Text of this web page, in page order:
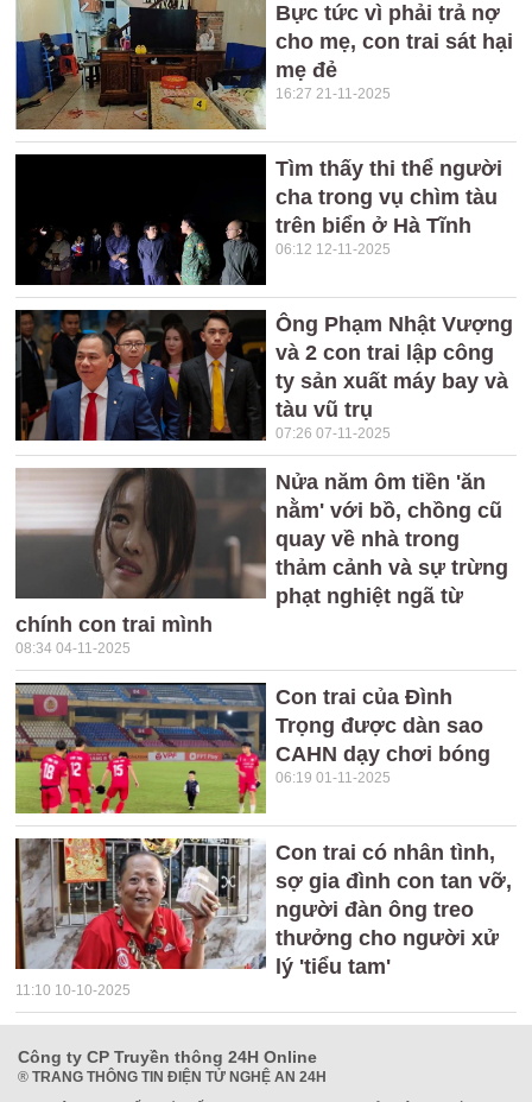
Bực tức vì phải trả nợ
cho mẹ, con trai sát hại
mẹ đẻ
16:27 21-11-2025
Tìm thấy thi thể người
cha trong vụ chìm tàu
trên biển ở Hà Tĩnh
06:12 12-11-2025
Ông Phạm Nhật Vượng
và 2 con trai lập công
ty sản xuất máy bay và
tàu vũ trụ
07:26 07-11-2025
Nửa năm ôm tiền 'ăn
nằm' với bồ, chồng cũ
quay về nhà trong
thảm cảnh và sự trừng
phạt nghiệt ngã từ
chính con trai mình
08:34 04-11-2025
Con trai của Đình
Trọng được dàn sao
CAHN dạy chơi bóng
06:19 01-11-2025
Con trai có nhân tình,
sợ gia đình con tan vỡ,
người đàn ông treo
thưởng cho người xử
lý 'tiểu tam'
11:10 10-10-2025
Công ty CP Truyền thông 24H Online
® TRANG THÔNG TIN ĐIỆN TỬ NGHỆ AN 24H